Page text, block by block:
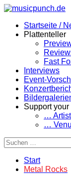
Zum
springenStartseite /
Plattenteller
Fast
Interviews
Event-
Support
…
…
Start
Metal Rocks